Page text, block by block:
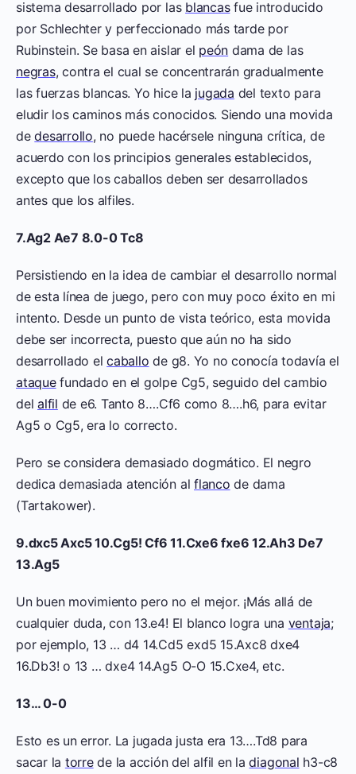
sistema desarrollado por las blancasfue introducido
por Schlechter y perfeccionado más tarde por
Rubinstein. Se basa en aislar el peón dama de las
negras, contra el cual se concentrarán gradualmente
las fuerzas blancas. Yo hice la jugada del texto para
eludir los caminos más conocidos. Siendo una movida
dedesarrollo, no puede hacérsele ninguna crítica, de
acuerdo con los principios generales establecidos,
excepto que los caballos deben ser desarrollados
antes que los alfiles.
7.Ag2 Ae7 8.0-0 Tc8
Persistiendo en la idea de cambiar el desarrollo normal
de esta línea de juego, pero con muy poco éxito en mi
intento. Desde un punto de vista teórico, esta movida
debe ser incorrecta, puesto que aún no ha sido
desarrollado elcaballo de g8. Yo no conocía todavía el
ataquefundado en el golpe Cg5, seguido del cambio
delalfil de e6. Tanto 8….Cf6 como 8….h6, para evitar
Ag5 o Cg5, era lo correcto.
Pero se considera demasiado dogmático. El negro
dedica demasiada atención alflanco de dama
(Tartakower).
9.dxc5 Axc5 10.Cg5! Cf6 11.Cxe6 fxe6 12.Ah3 De7
13.Ag5
Un buen movimiento pero no el mejor. ¡Más allá de
cualquier duda, con 13.e4! El blanco logra una ventaja;
por ejemplo, 13 … d4 14.Cd5 exd5 15.Axc8 dxe4
16.Db3! o 13 … dxe4 14.Ag5 O-O 15.Cxe4, etc.
13… 0-0
Esto es un error. La jugada justa era 13….Td8 para
sacar la torrede la acción del alfil en ladiagonal h3-c8